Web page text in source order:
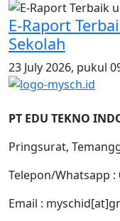
E-Raport
Sekolah
23 July 2026, pukul
PT EDU TEKNO
Pringsurat,
Telepon/Whatsapp :
Email :